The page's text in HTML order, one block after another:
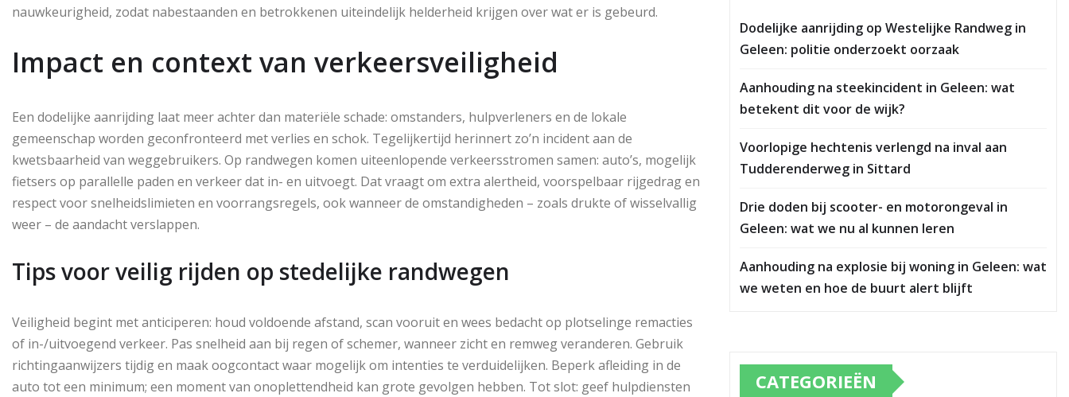
nauwkeurigheid, zodat nabestaanden en betrokkenen uiteindelijk helderheid krijgen over wat er is gebeurd.
Impact en context van verkeersveiligheid
Een dodelijke aanrijding laat meer achter dan materiële schade: omstanders, hulpverleners en de lokale
gemeenschap worden geconfronteerd met verlies en schok. Tegelijkertijd herinnert zo’n incident aan de
kwetsbaarheid van weggebruikers. Op randwegen komen uiteenlopende verkeersstromen samen: auto’s, mogelijk
fietsers op parallelle paden en verkeer dat in- en uitvoegt. Dat vraagt om extra alertheid, voorspelbaar rijgedrag en
respect voor snelheidslimieten en voorrangsregels, ook wanneer de omstandigheden – zoals drukte of wisselvallig
weer – de aandacht verslappen.
Tips voor veilig rijden op stedelijke randwegen
Veiligheid begint met anticiperen: houd voldoende afstand, scan vooruit en wees bedacht op plotselinge remacties
of in-/uitvoegend verkeer. Pas snelheid aan bij regen of schemer, wanneer zicht en remweg veranderen. Gebruik
richtingaanwijzers tijdig en maak oogcontact waar mogelijk om intenties te verduidelijken. Beperk afleiding in de
auto tot een minimum; een moment van onoplettendheid kan grote gevolgen hebben. Tot slot: geef hulpdiensten
Dodelijke aanrijding op Westelijke Randweg in
Geleen: politie onderzoekt oorzaak
Aanhouding na steekincident in Geleen: wat
betekent dit voor de wijk?
Voorlopige hechtenis verlengd na inval aan
Tudderenderweg in Sittard
Drie doden bij scooter- en motorongeval in
Geleen: wat we nu al kunnen leren
Aanhouding na explosie bij woning in Geleen: wat
we weten en hoe de buurt alert blijft
CATEGORIEËN